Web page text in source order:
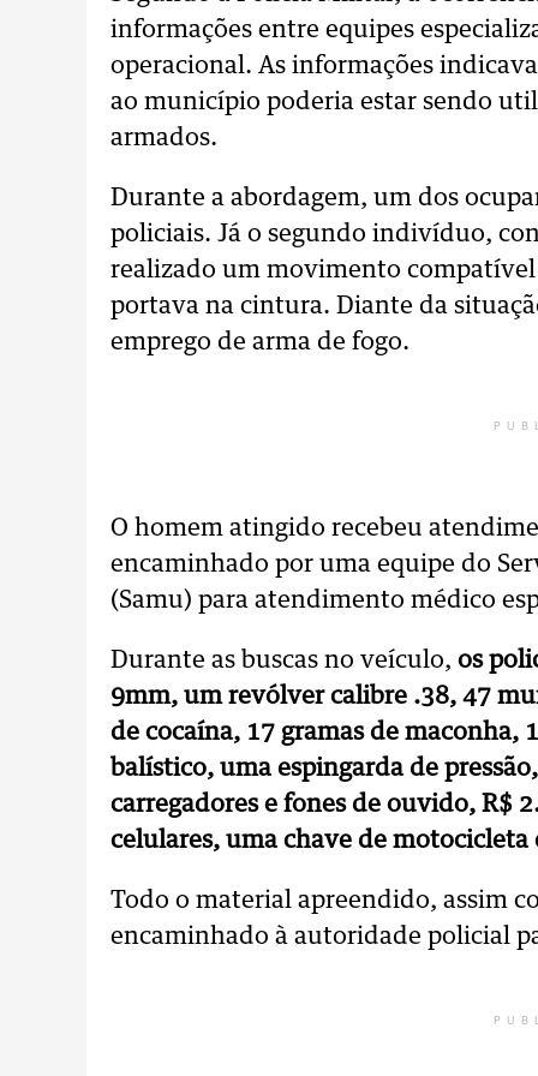
informações entre equipes
operacional. As informações
ao município poderia estar sendo
armados.
Durante a abordagem, um dos
policiais. Já o segundo indivíduo,
realizado um movimento compatível
portava na cintura. Diante da
emprego de arma de fogo.
O homem atingido recebeu
encaminhado por uma equipe do
(Samu) para atendimento médico
Durante as buscas no veículo, os
9mm, um revólver calibre .38, 47
de cocaína, 17 gramas de maconha,
balístico, uma espingarda de
carregadores e fones de ouvido, R$
celulares, uma chave de
Todo o material apreendido, assim
encaminhado à autoridade policial